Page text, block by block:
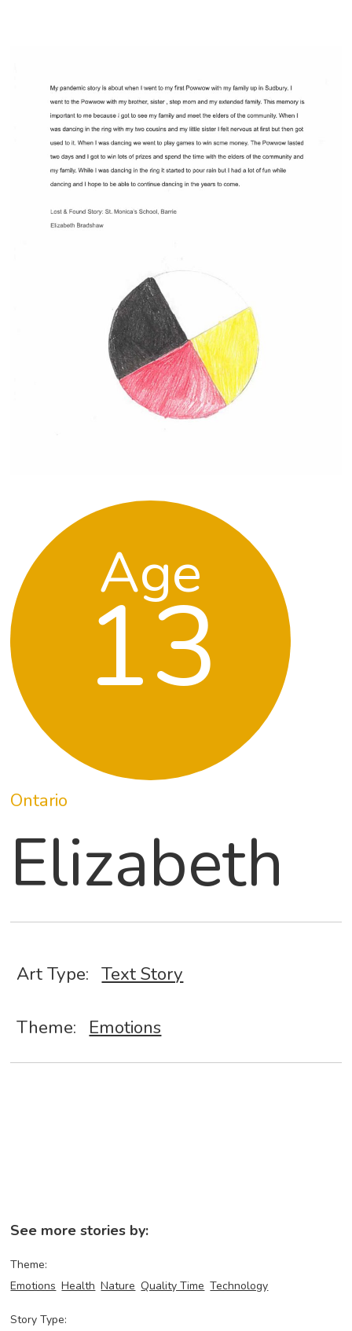
Age
13
Ontario
Elizabeth
Art Type: Text Story
Theme: Emotions
See more stories by:
Theme:
Emotions Health Nature Quality Time Technology
Story Type: